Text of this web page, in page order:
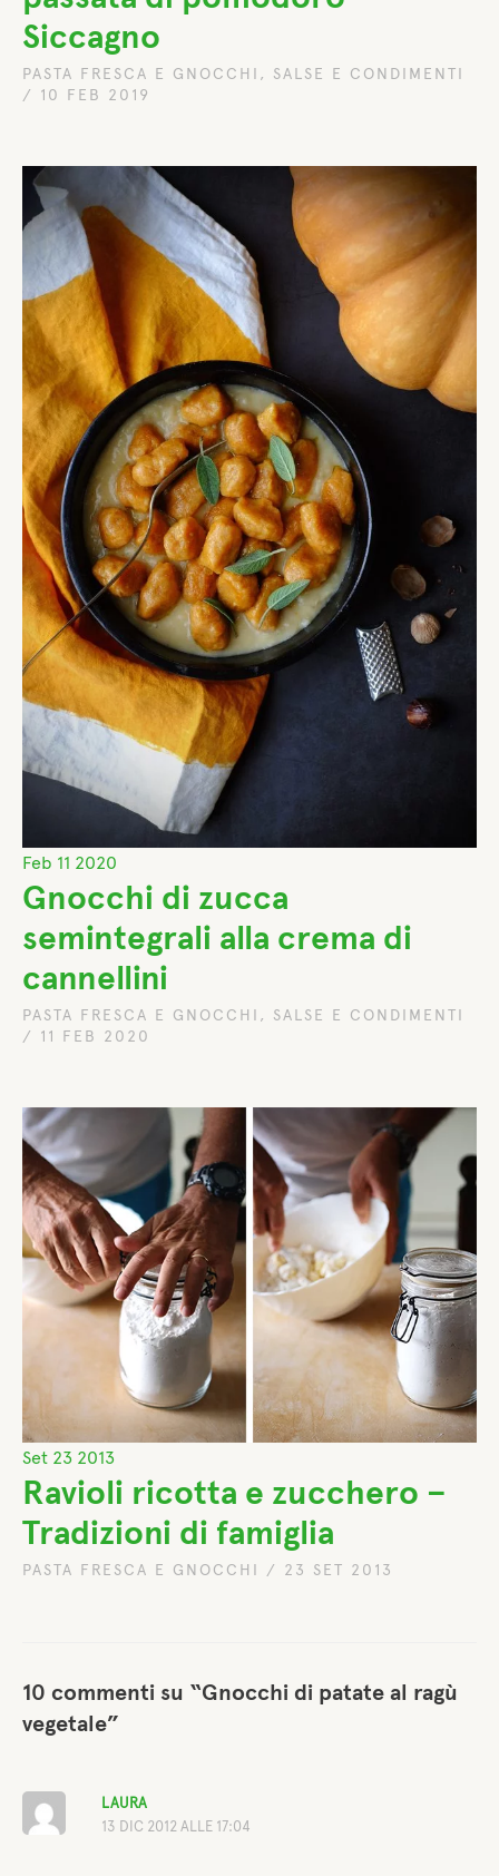
Siccagno
PASTA FRESCA E GNOCCHI , SALSE E CONDIMENTI
/ 10 FEB 2019
Feb 11 2020
Gnocchi di zucca
semintegrali alla crema di
cannellini
PASTA FRESCA E GNOCCHI , SALSE E CONDIMENTI
/ 11 FEB 2020
Set 23 2013
Ravioli ricotta e zucchero –
Tradizioni di famiglia
PASTA FRESCA E GNOCCHI / 23 SET 2013
10 commenti su “Gnocchi di patate al ragù
vegetale”
LAURA
13 DIC 2012 ALLE 17:04